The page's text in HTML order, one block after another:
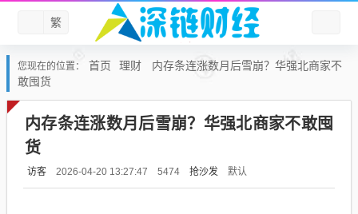
繁
您现在的位置： 首页 理财
内存条连涨数月后雪崩？华强北商家不
敢囤货
内存条连涨数月后雪崩？华强北商家不敢囤
货
访客 2026-04-20 13:27:47 5474 抢沙发 默认